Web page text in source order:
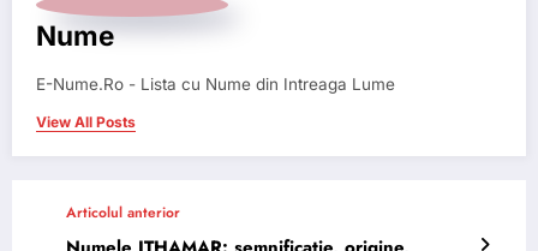
Nume
E-Nume.Ro - Lista cu Nume din Intreaga Lume
View All Posts
Articolul anterior